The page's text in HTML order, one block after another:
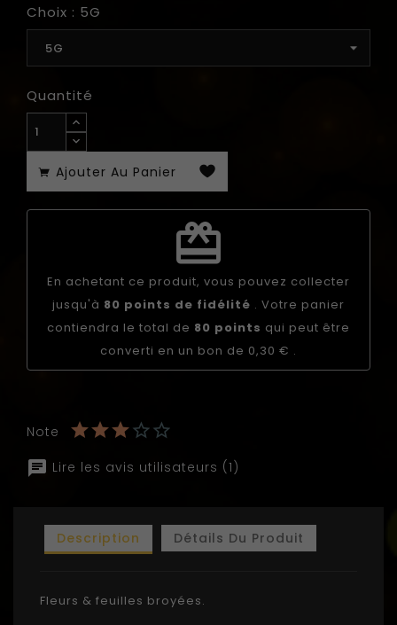
Choix : 5G
Quantité
Ajouter Au Panier
redeem
En achetant ce produit, vous pouvez collecter
jusqu'à 80 points de fidélité . Votre panier
contiendra le total de 80 points qui peut être
converti en un bon de 0,30 € .
Note
Lire les avis utilisateurs (1)
Description Détails Du Produit
Fleurs & feuilles broyées.